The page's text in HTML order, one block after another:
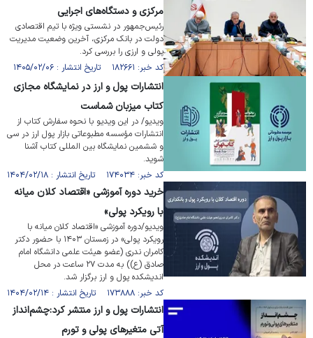
مرکزی و دستگاه‌های اجرایی
رئیس‌جمهور در نشستی ویژه با تیم اقتصادی
دولت در بانک مرکزی، آخرین وضعیت مدیریت
پولی و ارزی را بررسی کرد.
کد خبر: ۱۸۲۶۶۱ تاریخ انتشار : ۱۴۰۵/۰۲/۰۶
انتشارات پول و ارز در نمایشگاه مجازی
کتاب میزبان شماست
ویدیو/ در این ویدیو با نحوه سفارش کتاب از
انتشارات مؤسسه مطبوعاتی بازار پول ارز در سی
و ششمین نمایشگاه بین المللی کتاب آشنا
شوید.
کد خبر: ۱۷۴۰۳۴ تاریخ انتشار : ۱۴۰۴/۰۲/۱۸
خرید دوره آموزشی «اقتصاد کلان میانه
با رویکرد پولی»
ویدیو/دوره آموزشی «اقتصاد کلان میانه با
رویکرد پولی» در زمستان ۱۴۰۳ با حضور دکتر
کامران ندری (عضو هیئت علمی دانشگاه امام
صادق (ع)) به مدت ۲۷ ساعت در محل
اندیشکده پول و ارز برگزار شد.
کد خبر: ۱۷۳۸۸۸ تاریخ انتشار : ۱۴۰۴/۰۲/۱۴
انتشارات پول و ارز منتشر کرد:چشم‌انداز
آتی متغیر‌های پولی و تورم